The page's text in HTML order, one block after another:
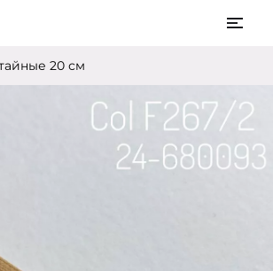
20 см